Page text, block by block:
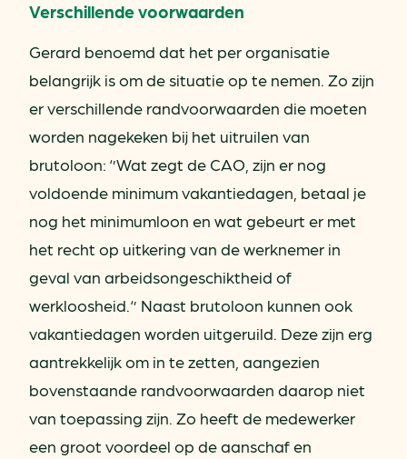
Verschillende voorwaarden
Gerard benoemd dat het per organisatie
belangrijk is om de situatie op te nemen. Zo zijn
er verschillende randvoorwaarden die moeten
worden nagekeken bij het uitruilen van
brutoloon: ‘’Wat zegt de CAO, zijn er nog
voldoende minimum vakantiedagen, betaal je
nog het minimumloon en wat gebeurt er met
het recht op uitkering van de werknemer in
geval van arbeidsongeschiktheid of
werkloosheid.‘’ Naast brutoloon kunnen ook
vakantiedagen worden uitgeruild. Deze zijn erg
aantrekkelijk om in te zetten, aangezien
bovenstaande randvoorwaarden daarop niet
van toepassing zijn. Zo heeft de medewerker
een groot voordeel op de aanschaf en